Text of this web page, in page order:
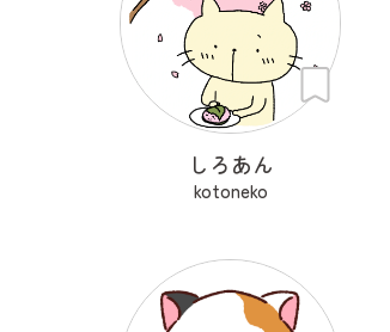
しろあん
kotoneko